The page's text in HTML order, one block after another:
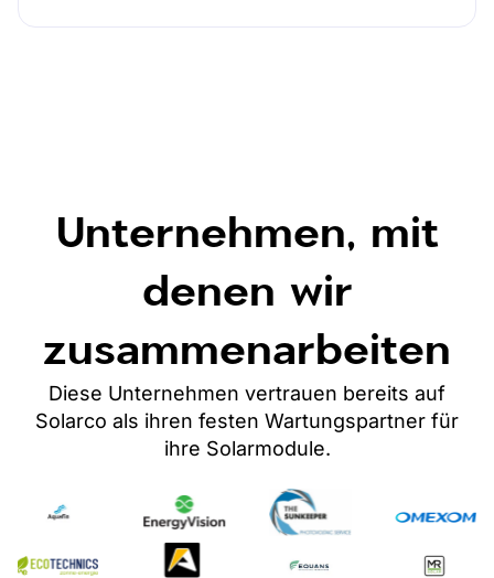
Unternehmen, mit
denen wir
zusammenarbeiten
Diese Unternehmen vertrauen bereits auf
Solarco als ihren festen Wartungspartner für
ihre Solarmodule.